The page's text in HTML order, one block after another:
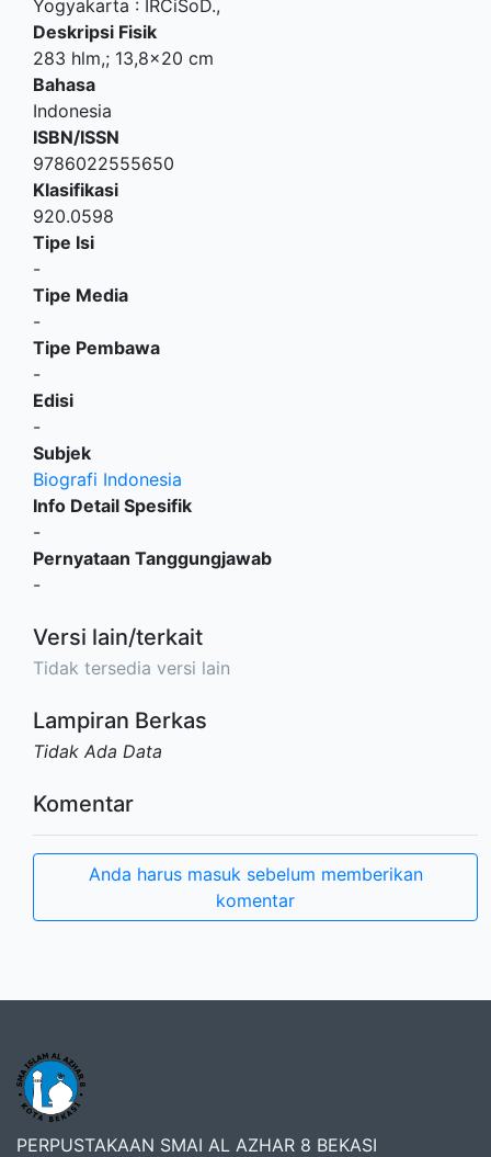
Yogyakarta : IRCiSoD.,
Deskripsi Fisik
283 hlm,; 13,8x20 cm
Bahasa
Indonesia
ISBN/ISSN
9786022555650
Klasifikasi
920.0598
Tipe Isi
-
Tipe Media
-
Tipe Pembawa
-
Edisi
-
Subjek
Biografi Indonesia
Info Detail Spesifik
-
Pernyataan Tanggungjawab
-
Versi lain/terkait
Tidak tersedia versi lain
Lampiran Berkas
Tidak Ada Data
Komentar
Anda harus masuk sebelum memberikan
komentar
PERPUSTAKAAN SMAI AL AZHAR 8 BEKASI